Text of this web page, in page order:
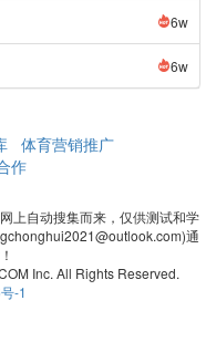
6w
6w
体育营销推广
作
上自动搜集而来，仅供测试和学
通
Inc. All Rights Reserved.
-1